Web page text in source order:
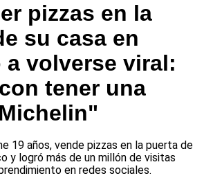
pizzas en la
su casa en
a volverse viral:
tener una
19 años, vende pizzas en la puerta de
y logró más de un millón de visitas
en redes sociales.